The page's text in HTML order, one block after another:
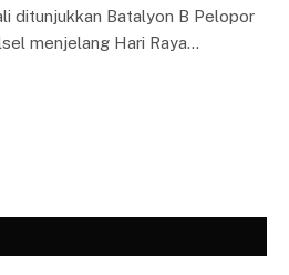
ditunjukkan Batalyon B Pelopor
menjelang Hari Raya…